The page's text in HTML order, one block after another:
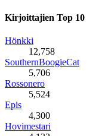
Kirjoittajien Top 10
Hönkki
12,758
SouthernBoogieCat
5,706
Rossonero
5,524
Epis
4,300
Hovimestari